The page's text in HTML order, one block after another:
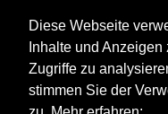
Diese Webseite
Inhalte und
Zugriffe zu
stimmen Sie der